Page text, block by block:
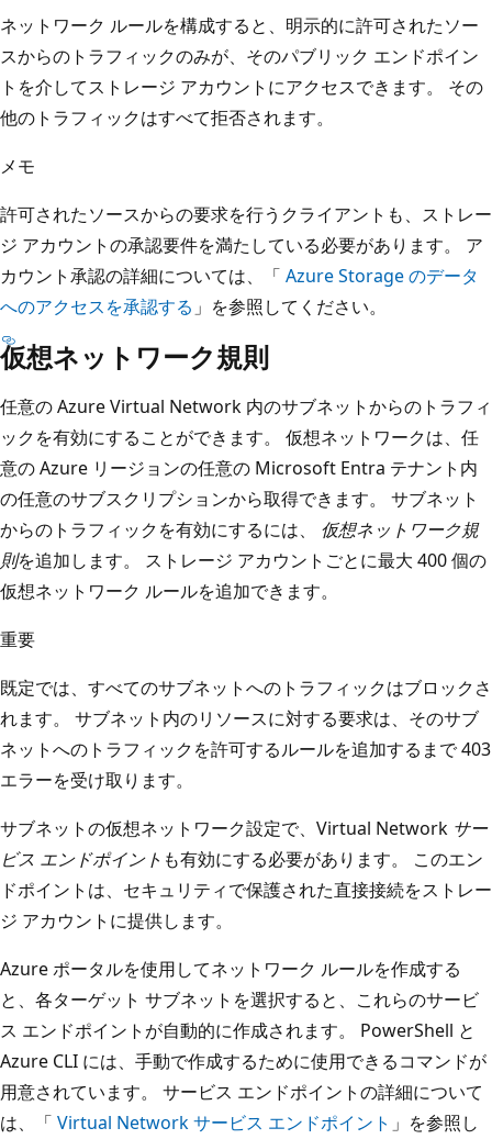
ネットワーク ルールを構成すると、明示的に許可されたソー
スからのトラフィックのみが、そのパブリック エンドポイン
トを介してストレージ アカウントにアクセスできます。 その
他のトラフィックはすべて拒否されます。
メモ
許可されたソースからの要求を行うクライアントも、ストレー
ジ アカウントの承認要件を満たしている必要があります。 ア
カウント承認の詳細については、「 Azure Storage のデータ
へのアクセスを承認する 」を参照してください。
仮想ネットワーク規則
任意の Azure Virtual Network 内のサブネットからのトラフィ
ックを有効にすることができます。 仮想ネットワークは、任
意の Azure リージョンの任意の Microsoft Entra テナント内
の任意のサブスクリプションから取得できます。 サブネット
からのトラフィックを有効にするには、 仮想ネットワーク規
則を追加します。 ストレージ アカウントごとに最大 400 個の
仮想ネットワーク ルールを追加できます。
重要
既定では、すべてのサブネットへのトラフィックはブロックさ
れます。 サブネット内のリソースに対する要求は、そのサブ
ネットへのトラフィックを許可するルールを追加するまで 403
エラーを受け取ります。
サブネットの仮想ネットワーク設定で、Virtual Network サー
ビス エンドポイント も有効にする必要があります。 このエン
ドポイントは、セキュリティで保護された直接接続をストレー
ジ アカウントに提供します。
Azure ポータルを使用してネットワーク ルールを作成する
と、各ターゲット サブネットを選択すると、これらのサービ
ス エンドポイントが自動的に作成されます。 PowerShell と
Azure CLI には、手動で作成するために使用できるコマンドが
用意されています。 サービス エンドポイントの詳細について
は、「 Virtual Network サービス エンドポイント 」を参照し